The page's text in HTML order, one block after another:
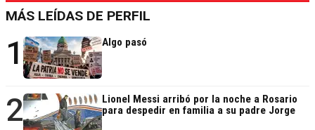
MÁS LEÍDAS DE PERFIL
1 Algo pasó
2
Lionel Messi arribó por la noche a Rosario
para despedir en familia a su padre Jorge